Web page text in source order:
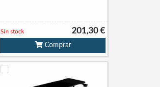
201,30 €
Sin stock
Comprar